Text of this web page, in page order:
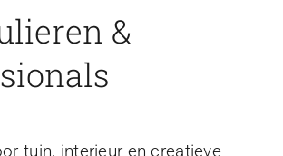
&
tuin, interieur en creatieve